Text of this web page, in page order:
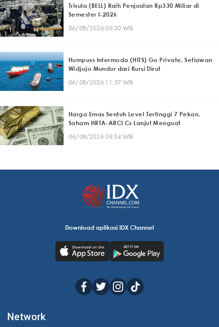
Trisula (BELL) Raih Penjualan Rp330 Miliar di
Semester I-2026
06/08/2026 06:30 WIB
Humpuss Intermoda (HITS) Go Private, Setiawan
Widjojo Mundur dari Kursi Dirut
06/08/2026 11:57 WIB
Harga Emas Sentuh Level Tertinggi 7 Pekan,
Saham HRTA-ARCI Cs Lanjut Menguat
06/08/2026 09:34 WIB
Download aplikasi IDX Channel
Network